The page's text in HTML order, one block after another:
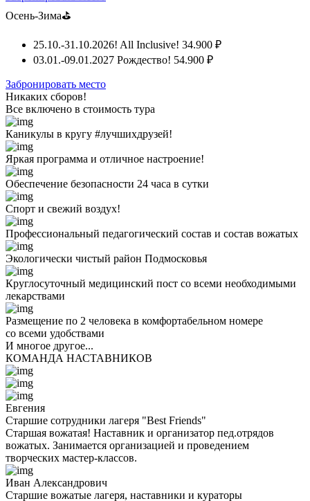
Осень-Зима⛳
25.10.-31.10.2026! All Inclusive! 34.900 ₽
03.01.-09.01.2027 Рождество! 54.900 ₽
Забронировать место
Никаких сборов!
Все включено в стоимость тура
Каникулы в кругу #лучшихдрузей!
Яркая программа и отличное настроение!
Обеспечение безопасности 24 часа в сутки
Спорт и свежий воздух!
Профессиональный педагогический состав и состав вожатых
Экологически чистый район Подмосковья
Круглосуточный медицинский пост со всеми необходимыми
лекарствами
Размещение по 2 человека в комфортабельном номере
со всеми удобствами
И многое другое...
КОМАНДА НАСТАВНИКОВ
Евгения
Старшие сотрудники лагеря "Best Friends"
Старшая вожатая! Наставник и организатор пед.отрядов
вожатых. Занимается организацией и проведением
творческих мастер-классов.
Иван Александрович
Старшие вожатые лагеря, наставники и кураторы